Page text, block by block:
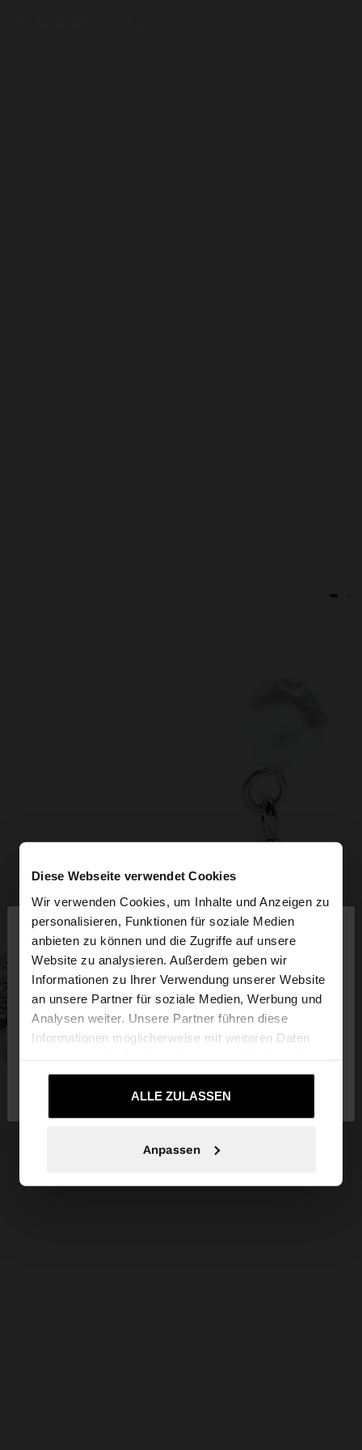
Diese Webseite verwendet Cookies
Wir verwenden Cookies, um Inhalte und Anzeigen zu
personalisieren, Funktionen für soziale Medien
anbieten zu können und die Zugriffe auf unsere
Website zu analysieren. Außerdem geben wir
Informationen zu Ihrer Verwendung unserer Website
an unsere Partner für soziale Medien, Werbung und
Analysen weiter. Unsere Partner führen diese
Informationen möglicherweise mit weiteren Daten
die sie im Rahmen Ihrer Nutzung der Dienste
gesammelt haben.ALLE ZULASSEN
Anpassen
hallo
Sie greifen von Deutschland auf die Website zu.
Möchten Sie unsere United States Website
Deutschland
Ja, bringen Sie mich
zu United States